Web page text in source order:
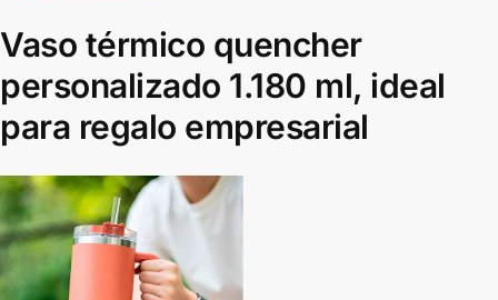
Vaso térmico quencher
personalizado 1.180 ml, ideal
para regalo empresarial